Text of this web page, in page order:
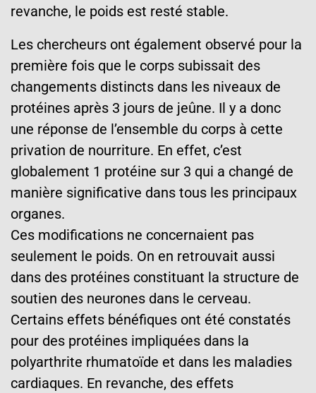
revanche, le poids est resté stable.
Les chercheurs ont également observé pour la
première fois que le corps subissait des
changements distincts dans les niveaux de
protéines après 3 jours de jeûne. Il y a donc
une réponse de l’ensemble du corps à cette
privation de nourriture. En effet, c’est
globalement 1 protéine sur 3 qui a changé de
manière significative dans tous les principaux
organes.
Ces modifications ne concernaient pas
seulement le poids. On en retrouvait aussi
dans des protéines constituant la structure de
soutien des neurones dans le cerveau.
Certains effets bénéfiques ont été constatés
pour des protéines impliquées dans la
polyarthrite rhumatoïde et dans les maladies
cardiaques. En revanche, des effets